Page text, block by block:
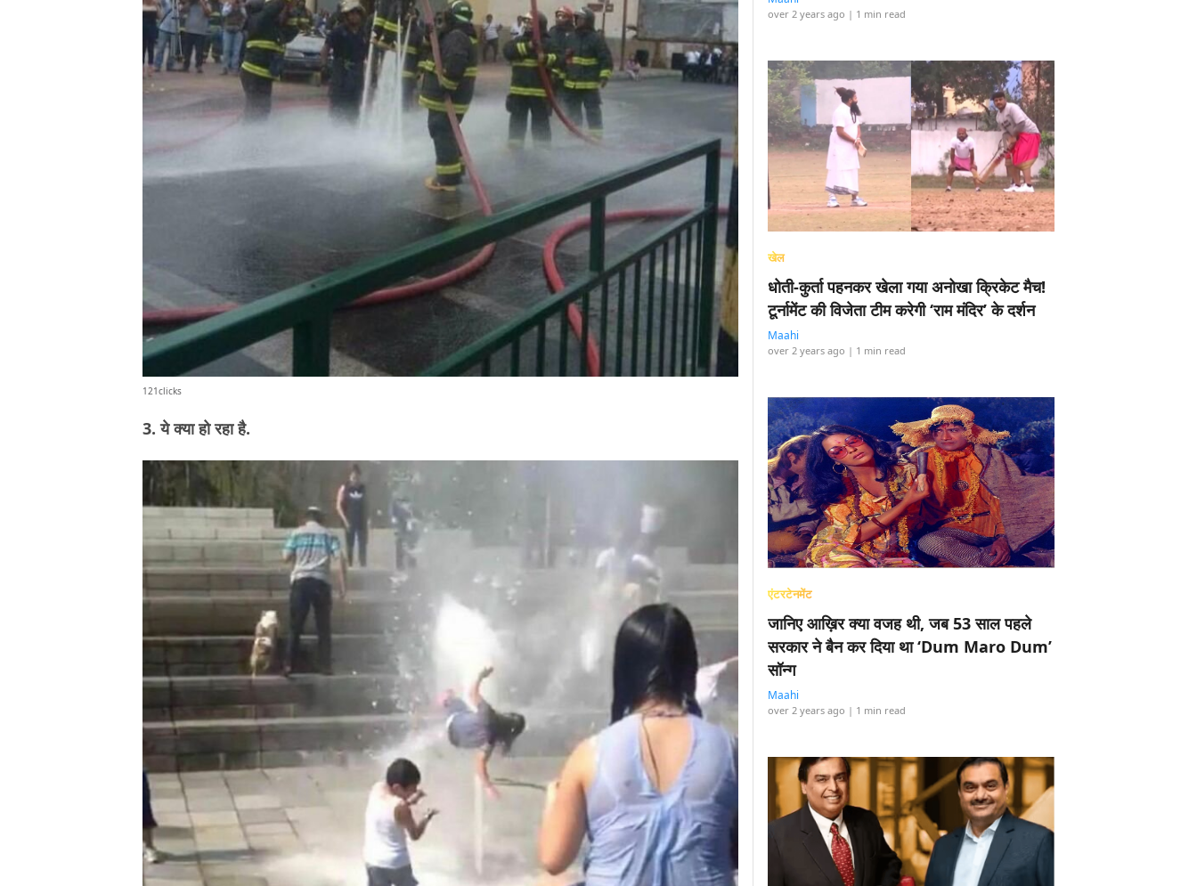
121clicks
3. ये क्या हो रहा है.
over 2 years ago | 1 min read
खेल
धोती-कुर्ता पहनकर खेला गया अनोखा क्रिकेट मैच!
टूर्नामेंट की विजेता टीम करेगी ‘राम मंदिर’ के दर्शन
Maahi
over 2 years ago | 1 min read
एंटरटेनमेंट
जानिए आख़िर क्या वजह थी, जब 53 साल पहले
सरकार ने बैन कर दिया था ‘Dum Maro Dum’
सॉन्ग
Maahi
over 2 years ago | 1 min read